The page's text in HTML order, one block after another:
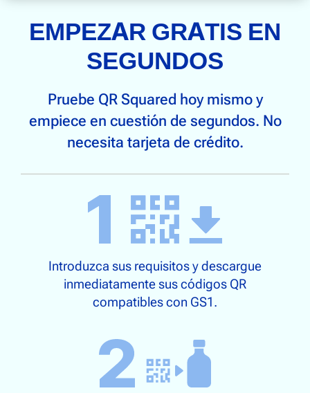
EMPEZAR GRATIS EN
SEGUNDOS
Pruebe QR Squared hoy mismo y
empiece en cuestión de segundos. No
necesita tarjeta de crédito.
Introduzca sus requisitos y descargue
inmediatamente sus códigos QR
compatibles con GS1.